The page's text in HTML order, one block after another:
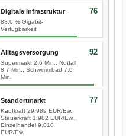
Digitale Infrastruktur
88,6 % Gigabit-
Verfügbarkeit
76
Alltagsversorgung
Supermarkt 2,6 Min., Notfall
8,7 Min., Schwimmbad 7,0
Min.
92
Standortmarkt
Kaufkraft 29.989 EUR/Ew.,
Steuerkraft 1.982 EUR/Ew.,
Einzelhandel 9.010
EUR/Ew.
77